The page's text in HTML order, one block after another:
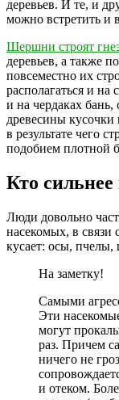
деревьев. И те, и
можно встретить и
Шершни строят
деревьев, а также
повсеместно их
располагаться и на
и на чердаках
древесины
в результате чего
подобием плотной
Кто сильнее
Люди довольно
насекомых, в связи
кусает: осы,
На заметку!
Самыми
Эти
могут
раз. Причем
ничего не
и отеком.